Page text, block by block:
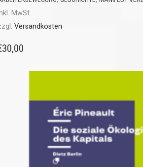
MwSt.
Versandkosten
30,00